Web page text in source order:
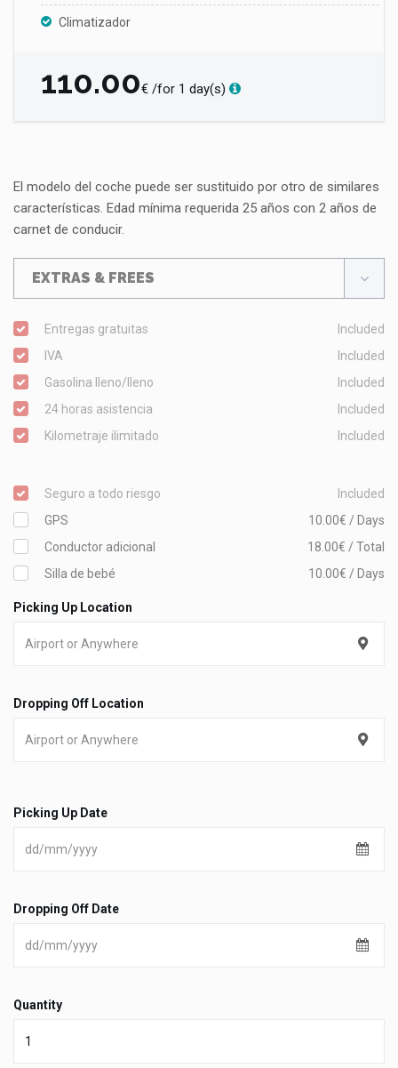
Climatizador
110.00€ /for 1 day(s)
El modelo del coche puede ser sustituido por otro de similares
características. Edad mínima requerida 25 años con 2 años de
carnet de conducir.
EXTRAS & FREES
Entregas gratuitas
Included
IVA
Included
Gasolina lleno/lleno
Included
24 horas asistencia
Included
Kilometraje ilimitado
Included
Seguro a todo riesgo
Included
GPS
10.00€ / Days
Conductor adicional
18.00€ / Total
Silla de bebé
10.00€ / Days
Picking Up Location
Dropping Off Location
Picking Up Date
Dropping Off Date
Quantity